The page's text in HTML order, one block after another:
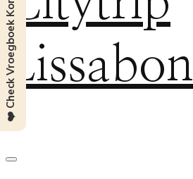
Lissabon
❤️ Check Vroegboek Korting ❤️